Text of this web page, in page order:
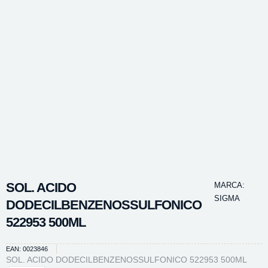
SOL. ACIDO
DODECILBENZENOSSULFONICO
522953 500ML
MARCA:
SIGMA
EAN: 0023846
SOL. ACIDO DODECILBENZENOSSULFONICO 522953 500ML